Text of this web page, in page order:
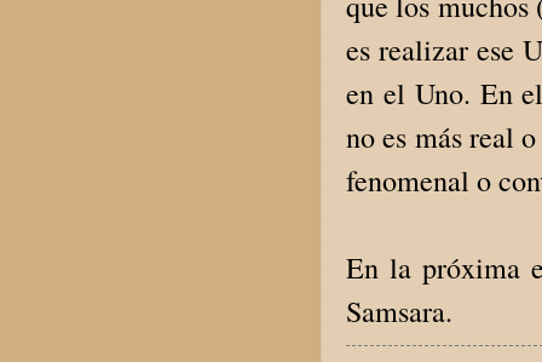
es realizar ese
en el Uno. En
no es más real
fenomenal o
En la próxima
Samsara.